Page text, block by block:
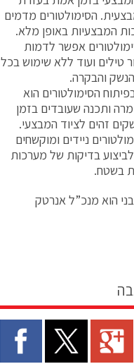
הסימולטורים מדמים
המבצעיות באופן מלא.
אפשר לדמות
טילים ועוד ללא שימוש בכל
והבקרה.
הסימולטורים הוא
ותכנה שעובדים בזמן
זהים לציוד המבצעי.
ניידים ומוקשחים
בדיקות של מערכות
בשטח.
הוא מנכ”ל אנרטק